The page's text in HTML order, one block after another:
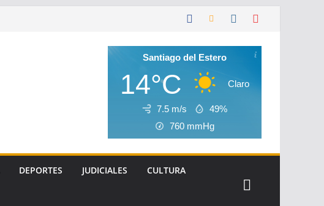
Santiago del Estero
14°C Claro
7.5 m/s
49%
760 mmHg
DEPORTES JUDICIALES CULTURA